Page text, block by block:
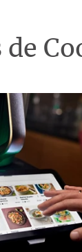
de